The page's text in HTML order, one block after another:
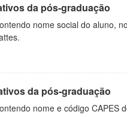
da pós-graduação
nome social do aluno,
da pós-graduação
nome e código CAPES